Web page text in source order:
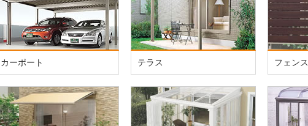
カーポート テラス フェンス